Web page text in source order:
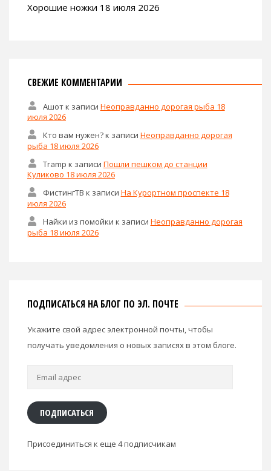
Хорошие ножки 18 июля 2026
СВЕЖИЕ КОММЕНТАРИИ
Ашотк записи Неоправданно дорогая рыба 18
июля 2026
Кто вам нужен?к записи Неоправданно дорогая
рыба 18 июля 2026
Tramp к записи Пошли пешком до станции
Куликово 18 июля 2026
ФистингТВ к записи На Курортном проспекте 18
июля 2026
Найки из помойки к записи Неоправданно дорогая
рыба 18 июля 2026
ПОДПИСАТЬСЯ НА БЛОГ ПО ЭЛ. ПОЧТЕ
Укажите свой адрес электронной почты, чтобы
получать уведомления о новых записях в этом блоге.
Email
ПОДПИСАТЬСЯ
Присоединиться к еще 4 подписчикам